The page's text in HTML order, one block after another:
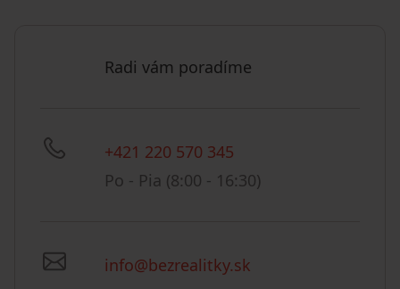
Radi vám poradíme
+421 220 570 345
Po - Pia (8:00 - 16:30)
info@bezrealitky.sk